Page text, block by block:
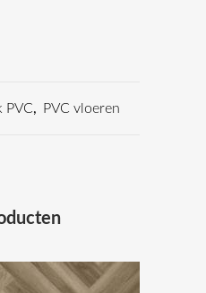
PVC, PVC vloeren